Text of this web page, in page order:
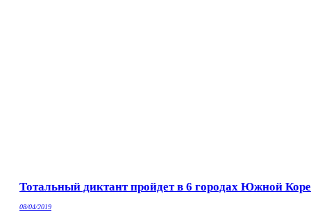
Тотальный диктант пройдет в 6 городах Южной
08/04/2019